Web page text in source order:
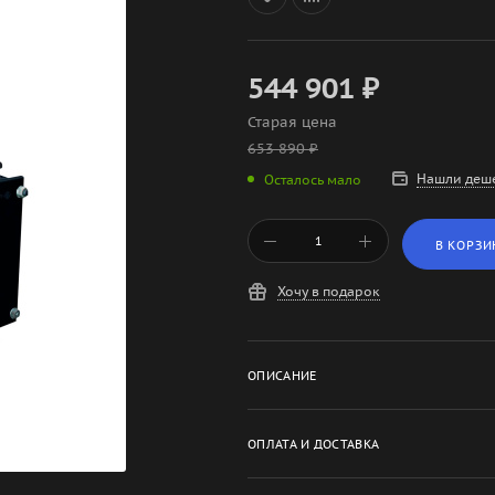
544 901 ₽
Старая цена
653 890₽
Осталось мало Нашли
В
Хочу в подарок
ОПИСАНИЕ
ОПЛАТА И ДОСТАВКА